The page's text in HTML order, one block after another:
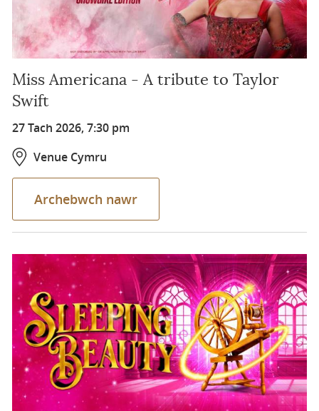
Miss Americana - A tribute to Taylor
Swift
27 Tach 2026, 7:30 pm
Venue Cymru
Archebwch nawr